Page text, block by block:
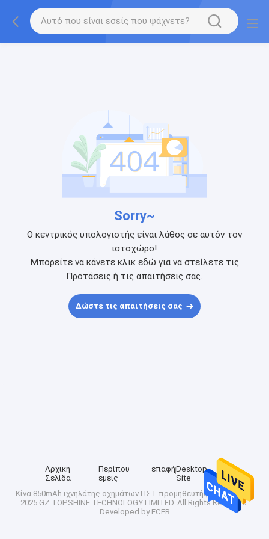
Sorry~
Ο κεντρικός υπολογιστής είναι λάθος σε αυτόν τον
ιστοχώρο!
Μπορείτε να κάνετε κλικ εδώ για να στείλετε τις
Προτάσεις ή τις απαιτήσεις σας.
Δώστε τις απαιτήσεις σας
Αρχική
Σελίδα
Περίπου
εμείς
επαφήDesktop
Site
Κίνα 850mAh ιχνηλάτης οχημάτων ΠΣΤ προμηθευτής.Copyright ©
2025 GZ TOPSHINE TECHNOLOGY LIMITED. All Rights Reserved.
Developed by ECER